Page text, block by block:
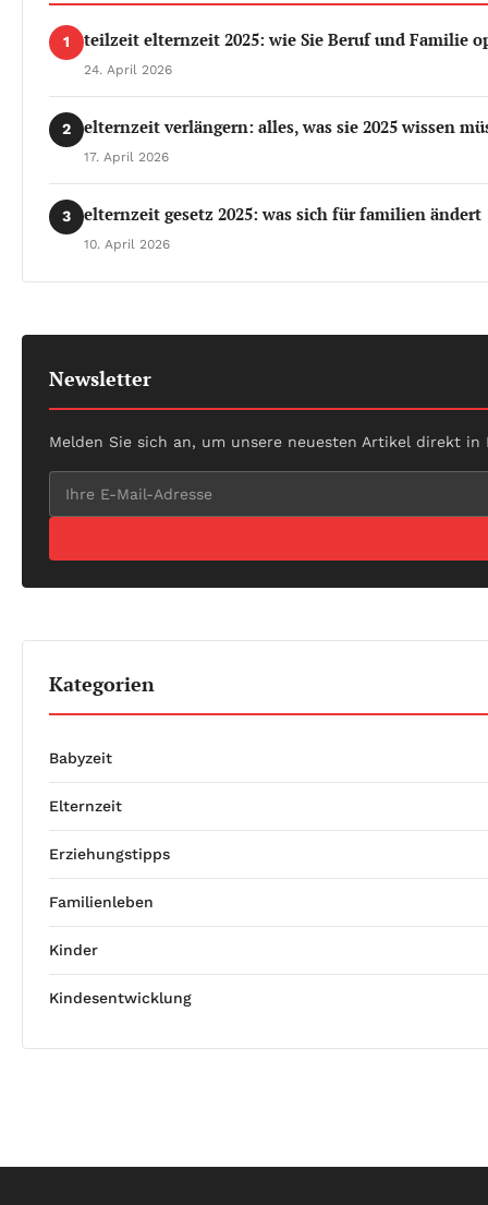
1 teilzeit elternzeit 2025: wie Sie Beruf und Familie
24. April 2026
2 elternzeit verlängern: alles, was sie 2025 wissen
17. April 2026
3 elternzeit gesetz 2025: was sich für familien ändert
10. April 2026
Newsletter
Melden Sie sich an, um unsere neuesten Artikel direkt
Kategorien
Babyzeit
Elternzeit
Erziehungstipps
Familienleben
Kinder
Kindesentwicklung